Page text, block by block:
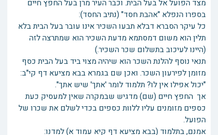
מצד הפועל אל בעל הבית. וכבר העיר מרן בעל החפץ חיים
בספרו הנפלא "אהבת חסד" (נתיב החסד):
כל עיקר הסברא דבלא תבעו השכיר אינו עובר בעל הבית בלא
תלין הוא משום דמסתמא מדעת השכיר הוא שמתרצה לזה
(היינו לעיכוב בתשלום שכר השכיר.)
תנאי נוסף להלנת השכר הוא שיהיה מצוי ביד בעל הבית כסף
מזומן לפירעון השכר. ואכן שם בגמרא בבא מציעא דף קי"ב:
"יכול אפילו אין לו? תלמוד לומר 'אתך' שיש אתך".
אך החפץ חיים (שם) מדגיש שבמקרה שאין למעסיק כעת
כספים מזומנים עליו ללוות כספים בכדי לשלם את שכרו של
הפועל.
אמנם, בתלמוד (בבא מציעא דף קיא עמוד א) למדנו: